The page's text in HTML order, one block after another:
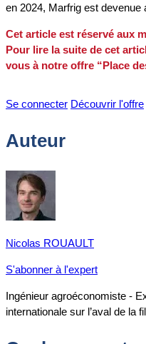
en 2024, Marfrig est devenue
Cet article est réservé aux
Pour lire la suite de cet
vous à notre offre “Place
Se connecter Découvrir l'offre
Auteur
Nicolas ROUAULT
S'abonner à l'expert
Ingénieur agroéconomiste -
internationale sur l’aval de la